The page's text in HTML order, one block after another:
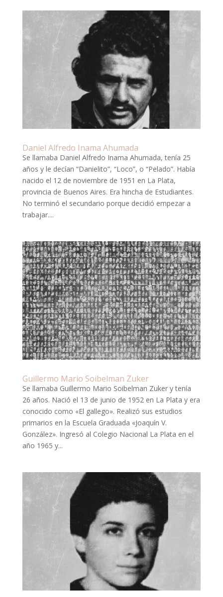
Daniel Alfredo Inama Ahumada
Se llamaba Daniel Alfredo Inama Ahumada, tenía 25
años y le decían “Danielito”, “Loco”, o “Pelado”. Había
nacido el 12 de noviembre de 1951 en La Plata,
provincia de Buenos Aires. Era hincha de Estudiantes.
No terminó el secundario porque decidió empezar a
trabajar....
Guillermo Mario Soibelman Zuker
Se llamaba Guillermo Mario Soibelman Zuker y tenía
26 años. Nació el 13 de junio de 1952 en La Plata y era
conocido como «El gallego». Realizó sus estudios
primarios en la Escuela Graduada «Joaquín V.
González». Ingresó al Colegio Nacional La Plata en el
año 1965 y...